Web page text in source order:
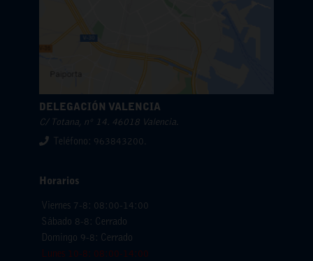
DELEGACIÓN VALENCIA
C/ Totana, nº 14. 46018 Valencia.
Teléfono: 963843200.
Horarios
Viernes 7-8: 08:00-14:00
Sábado 8-8: Cerrado
Domingo 9-8: Cerrado
Lunes 10-8: 08:00-14:00